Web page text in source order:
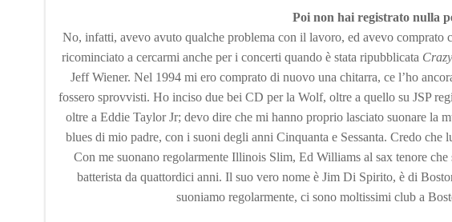
Poi non hai registrato nulla
No, infatti, avevo avuto qualche problema con il lavoro, ed avevo comprato
ricominciato a cercarmi anche per i concerti quando è stata ripubblicata
Jeff Wiener. Nel 1994 mi ero comprato di nuovo una chitarra, ce l’ho
fossero sprovvisti. Ho inciso due bei CD per la Wolf, oltre a quello su JSP
oltre a Eddie Taylor Jr; devo dire che mi hanno proprio lasciato suonare la
blues di mio padre, con i suoni degli anni Cinquanta e Sessanta. Credo che
Con me suonano regolarmente Illinois Slim, Ed Williams al sax tenore
batterista da quattordici anni. Il suo vero nome è Jim Di Spirito, è di
suoniamo regolarmente, ci sono moltissimi club a